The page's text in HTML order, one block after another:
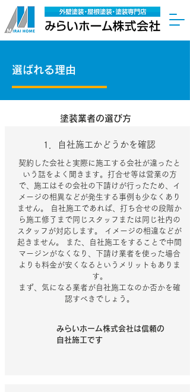
選ばれる理由
塗装業者の選び方
1．自社施工かどうかを確認
契約した会社と実際に施工する会社が違ったと
いう話をよく聞きます。打合せ等は営業の方
で、施工はその会社の下請けが行ったため、イ
メージの相異などが発生する事例も少なくあり
ません。 自社施工であれば、打ち合せの段階か
ら施工修了まで同じスタッフまたは同じ社内の
スタッフが対応します。 イメージの相違などが
起きません。 また、自社施工をすることで中間
マージンがなくなり、下請け業者を使った場合
よりも料金が安くなるというメリットもありま
す。
まず、気になる業者が自社施工なのか否かを確
認すべきでしょう。
みらいホーム株式会社は信頼の
自社施工です